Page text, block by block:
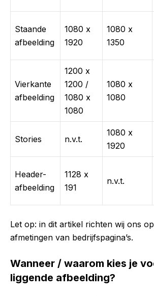
Staande
afbeelding
1080 x
1920
1080 x
1350
Vierkante
afbeelding
1200 x
1200 /
1080 x
1080
1080 x
1080
Stories n.v.t.
1080 x
1920
Header-
afbeelding
1128 x
191
n.v.t.
Let op: in dit artikel richten wij ons
afmetingen van bedrijfspagina’s.
Wanneer / waarom kies je
liggende afbeelding?